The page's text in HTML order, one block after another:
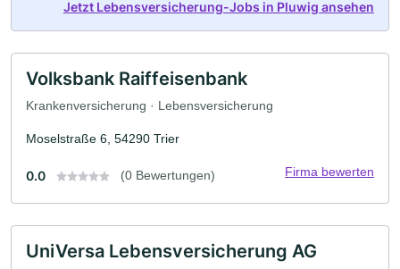
Jetzt Lebensversicherung-Jobs in Pluwig ansehen
Volksbank Raiffeisenbank
Krankenversicherung · Lebensversicherung
Moselstraße 6, 54290 Trier
0.0 (0 Bewertungen) Firma bewerten
UniVersa Lebensversicherung AG